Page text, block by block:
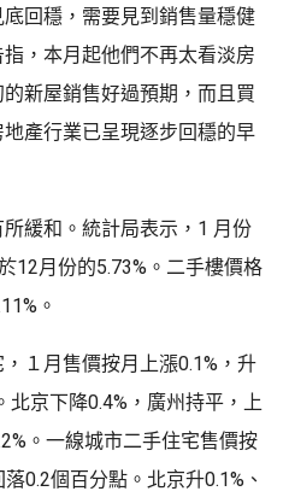
回穩，需要見到銷售量穩健
，本月起他們不再太看淡房
新屋銷售好過預期，而且買
產行業已呈現逐步回穩的早
緩和。統計局表示，1 月份
12月份的5.73%。二手樓價格
。
１月售價按月上漲0.1%，升
京下降0.4%，廣州持平，上
。一線城市二手住宅售價按
0.2個百分點。北京升0.1%、